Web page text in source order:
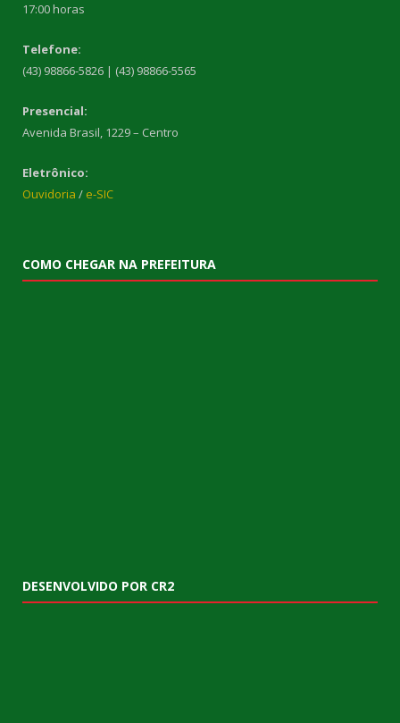
17:00 horas
Telefone:
(43) 98866-5826 | (43) 98866-5565
Presencial:
Avenida Brasil, 1229 – Centro
Eletrônico:
Ouvidoria / e-SIC
COMO CHEGAR NA PREFEITURA
DESENVOLVIDO POR CR2